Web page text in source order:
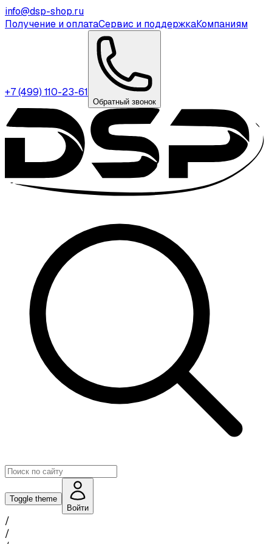
info@dsp-shop.ru
Получение и оплатаСервис и поддержкаКомпаниям
+7 (499) 110-23-61
Обратный звонок
Toggle theme
Войти
/
/